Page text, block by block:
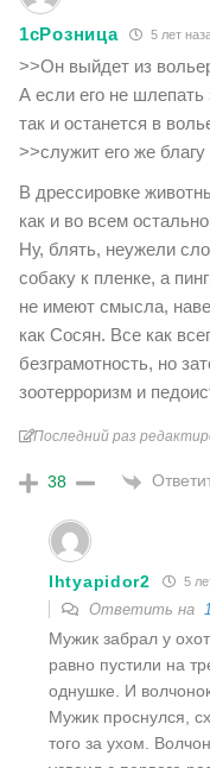
1cРозница 5 лет
>>Он выйдет из
А если его не
так и останется в
>>служит его же благу
В дрессировке
как и во всем
Ну, блять, неужели
собаку к пленке, а
не имеют смысла,
как Сосян. Все как
безграмотность, но
зоотерроризм и
Последний раз
38
Ihtyapidor2 5
Ответить на
Мужик забрал у
равно пустили на
однушке. И
Мужик проснулся,
того за ухом.